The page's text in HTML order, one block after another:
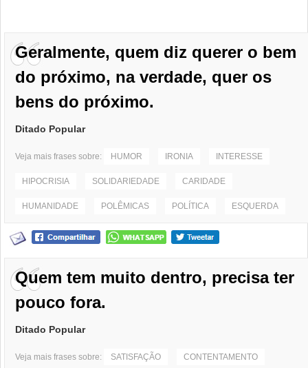
Geralmente, quem diz querer o bem
do próximo, na verdade, quer os
bens do próximo.
Ditado Popular
Veja mais frases sobre: HUMOR IRONIA INTERESSE
HIPOCRISIA SOLIDARIEDADE CARIDADE
HUMANIDADE POLÊMICAS POLÍTICA ESQUERDA
Quem tem muito dentro, precisa ter
pouco fora.
Ditado Popular
Veja mais frases sobre: SATISFAÇÃO CONTENTAMENTO